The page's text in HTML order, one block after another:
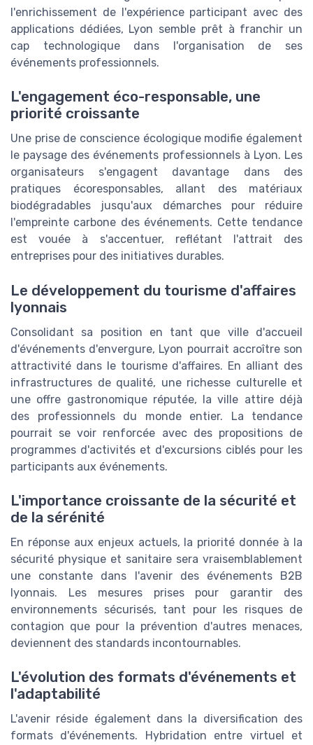
l'enrichissement de l'expérience participant avec des
applications dédiées, Lyon semble prêt à franchir un
cap technologique dans l'organisation de ses
événements professionnels.
L'engagement éco-responsable, une
priorité croissante
Une prise de conscience écologique modifie également
le paysage des événements professionnels à Lyon. Les
organisateurs s'engagent davantage dans des
pratiques écoresponsables, allant des matériaux
biodégradables jusqu'aux démarches pour réduire
l'empreinte carbone des événements. Cette tendance
est vouée à s'accentuer, reflétant l'attrait des
entreprises pour des initiatives durables.
Le développement du tourisme d'affaires
lyonnais
Consolidant sa position en tant que ville d'accueil
d'événements d'envergure, Lyon pourrait accroître son
attractivité dans le tourisme d'affaires. En alliant des
infrastructures de qualité, une richesse culturelle et
une offre gastronomique réputée, la ville attire déjà
des professionnels du monde entier. La tendance
pourrait se voir renforcée avec des propositions de
programmes d'activités et d'excursions ciblés pour les
participants aux événements.
L'importance croissante de la sécurité et
de la sérénité
En réponse aux enjeux actuels, la priorité donnée à la
sécurité physique et sanitaire sera vraisemblablement
une constante dans l'avenir des événements B2B
lyonnais. Les mesures prises pour garantir des
environnements sécurisés, tant pour les risques de
contagion que pour la prévention d'autres menaces,
deviennent des standards incontournables.
L'évolution des formats d'événements et
l'adaptabilité
L'avenir réside également dans la diversification des
formats d'événements. Hybridation entre virtuel et